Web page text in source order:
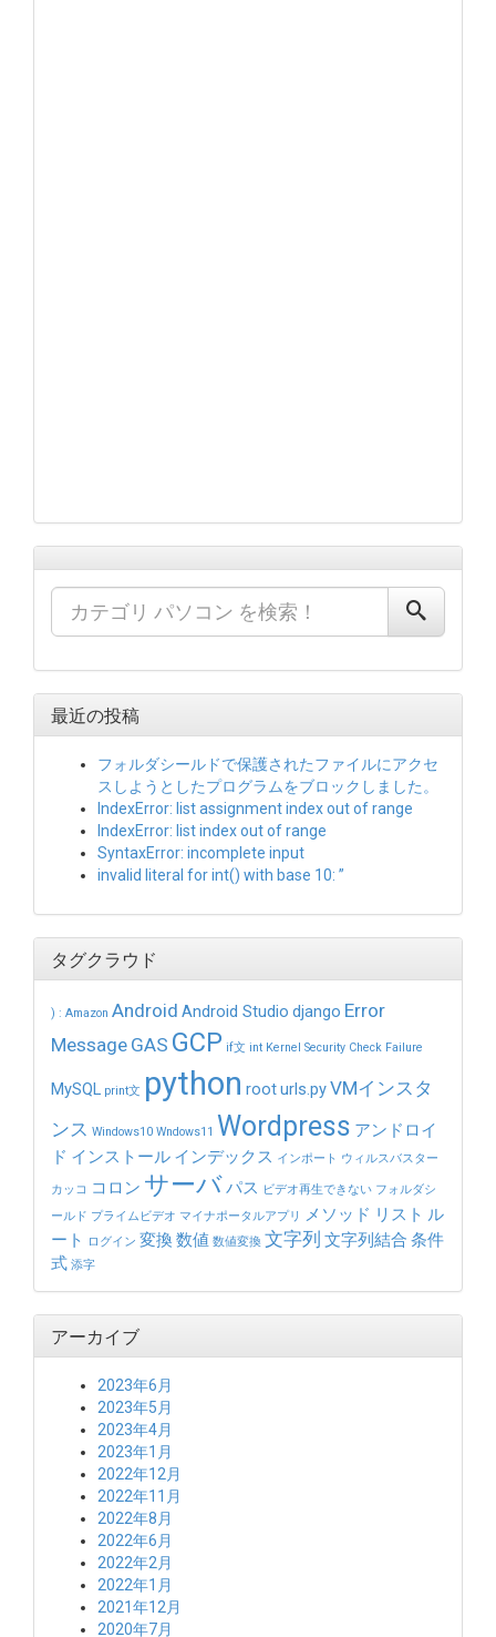
最近の投稿
フォルダシールドで保護されたファイルにアクセ
スしようとしたプログラムをブロックしました。
IndexError: list assignment index out of range
IndexError: list index out of range
SyntaxError: incomplete input
invalid literal for int() with base 10: ”
タグクラウド
) : Amazon Android Android Studio django Error
Message GAS GCP if文 int Kernel Security Check Failure
MySQL print文 python rooturls.pyVMインスタ
ンス Windows10 Wndows11 Wordpress アンドロイ
ド インストール インデックス インポート ウィルスバスター
カッコ コロン サーバパス ビデオ再生できない フォルダシ
ールド プライムビデオ マイナポータルアプリ メソッド リスト ル
ート
ログイン 変換 数値 数値変換 文字列 文字列結合 条件
式 添字
アーカイブ
2023年6月
2023年5月
2023年4月
2023年1月
2022年12月
2022年11月
2022年8月
2022年6月
2022年2月
2022年1月
2021年12月
2020年7月